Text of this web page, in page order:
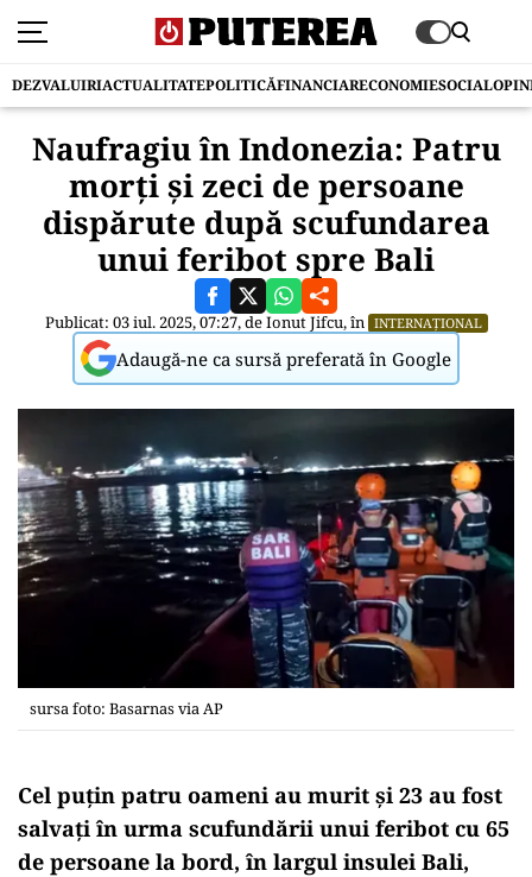
DEZVALUIRIACTUALITATEPOLITICĂFINANCIARECONOMIESOCIAL
Naufragiu în Indonezia: Patru
morți și zeci de persoane
dispărute după scufundarea
unui feribot spre Bali
Publicat: 03 iul. 2025, 07:27, deIonut Jifcu, în INTERNAȚIONAL
Adaugă-ne ca sursă preferată în Google
sursa foto: Basarnas via AP
Cel puțin patru oameni au murit și 23 au fost
salvați în urma scufundării unui feribot cu 65
de persoane la bord, în largul insulei Bali,